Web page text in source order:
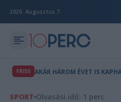
2026. Augusztus 7.
FRISS
SPORT Olvasási idő: 1 perc